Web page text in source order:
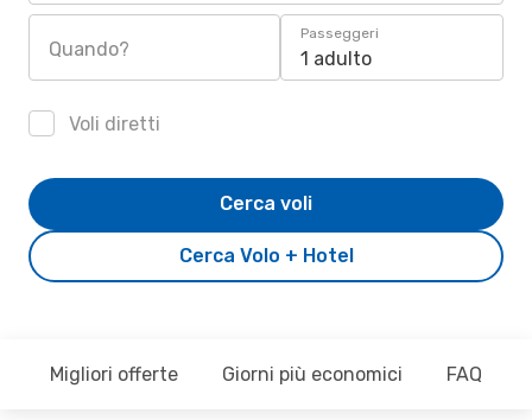
Quando?
Passeggeri
1 adulto
Voli diretti
Cerca Volo + Hotel
Cerca voli
Migliori offerte Giorni più economici FAQ